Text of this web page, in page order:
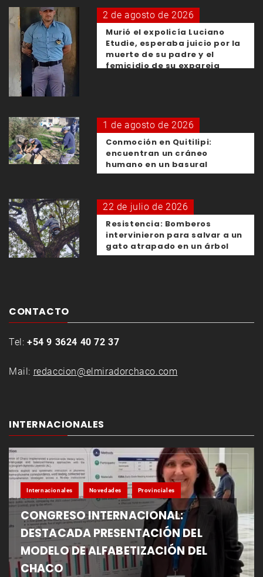
2 de agosto de 2026
Murió el expolicía Luciano
Etudie, esperaba juicio por la
muerte de su padre y el
femicidio de su expareja
1 de agosto de 2026
Conmoción en Quitilipi:
encuentran un cráneo
humano en un basural
22 de julio de 2026
Resistencia: Bomberos
intervinieron para salvar a un
gato atrapado en un árbol
CONTACTO
Tel: +54 9 3624 40 72 37
Mail: redaccion@elmiradorchaco.com
INTERNACIONALES
Internacionales Novedades Provinciales
CONGRESO INTERNACIONAL:
DESTACADA PRESENTACIÓN DEL
MODELO DE ALFABETIZACIÓN DEL
CHACO